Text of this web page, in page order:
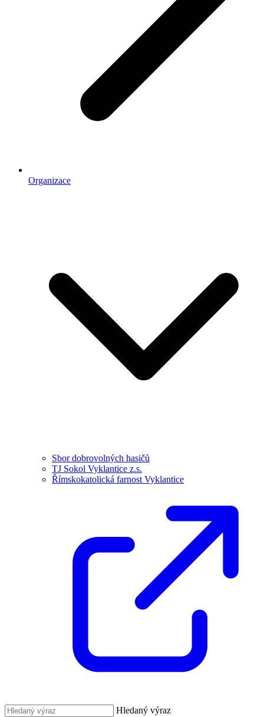
Organizace
Sbor dobrovolných hasičů
TJ Sokol Vyklantice z.s.
Římskokatolická farnost Vyklantice
Hledaný výraz